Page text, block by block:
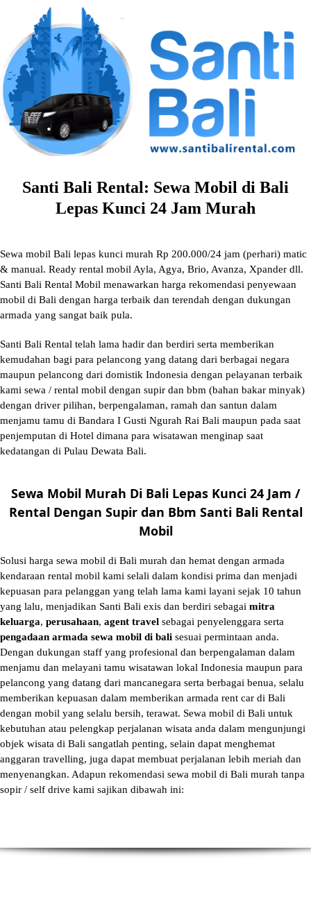
content
Santi Bali Rental: Sewa Mobil di Bali
Lepas Kunci 24 Jam Murah
Sewa mobil Bali lepas kunci murah Rp 200.000/24 jam (perhari) matic
& manual. Ready rental mobil Ayla, Agya, Brio, Avanza, Xpander dll.
Santi Bali Rental Mobil menawarkan harga rekomendasi penyewaan
mobil di Bali dengan harga terbaik dan terendah dengan dukungan
armada yang sangat baik pula.
Santi Bali Rental telah lama hadir dan berdiri serta memberikan
kemudahan bagi para pelancong yang datang dari berbagai negara
maupun pelancong dari domistik Indonesia dengan pelayanan terbaik
kami sewa / rental mobil dengan supir dan bbm (bahan bakar minyak)
dengan driver pilihan, berpengalaman, ramah dan santun dalam
menjamu tamu di Bandara I Gusti Ngurah Rai Bali maupun pada saat
penjemputan di Hotel dimana para wisatawan menginap saat
kedatangan di Pulau Dewata Bali.
Sewa Mobil Murah Di Bali Lepas Kunci 24 Jam /
Rental Dengan Supir dan Bbm Santi Bali Rental
Mobil
Solusi harga sewa mobil di Bali murah dan hemat dengan armada
kendaraan rental mobil kami selali dalam kondisi prima dan menjadi
kepuasan para pelanggan yang telah lama kami layani sejak 10 tahun
yang lalu, menjadikan Santi Bali exis dan berdiri sebagai mitra
keluarga, perusahaan, agent travel sebagai penyelenggara serta
pengadaan armada sewa mobil di bali sesuai permintaan anda.
Dengan dukungan staff yang profesional dan berpengalaman dalam
menjamu dan melayani tamu wisatawan lokal Indonesia maupun para
pelancong yang datang dari mancanegara serta berbagai benua, selalu
memberikan kepuasan dalam memberikan armada rent car di Bali
dengan mobil yang selalu bersih, terawat. Sewa mobil di Bali untuk
kebutuhan atau pelengkap perjalanan wisata anda dalam mengunjungi
objek wisata di Bali sangatlah penting, selain dapat menghemat
anggaran travelling, juga dapat membuat perjalanan lebih meriah dan
menyenangkan. Adapun rekomendasi sewa mobil di Bali murah tanpa
sopir / self drive kami sajikan dibawah ini: